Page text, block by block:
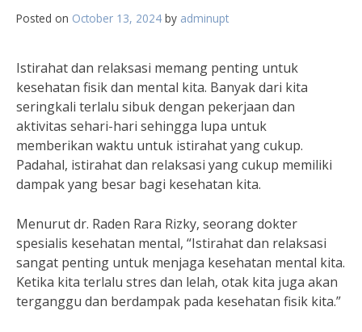
Posted on October 13, 2024 by adminupt
Istirahat dan relaksasi memang penting untuk
kesehatan fisik dan mental kita. Banyak dari kita
seringkali terlalu sibuk dengan pekerjaan dan
aktivitas sehari-hari sehingga lupa untuk
memberikan waktu untuk istirahat yang cukup.
Padahal, istirahat dan relaksasi yang cukup memiliki
dampak yang besar bagi kesehatan kita.
Menurut dr. Raden Rara Rizky, seorang dokter
spesialis kesehatan mental, “Istirahat dan relaksasi
sangat penting untuk menjaga kesehatan mental kita.
Ketika kita terlalu stres dan lelah, otak kita juga akan
terganggu dan berdampak pada kesehatan fisik kita.”